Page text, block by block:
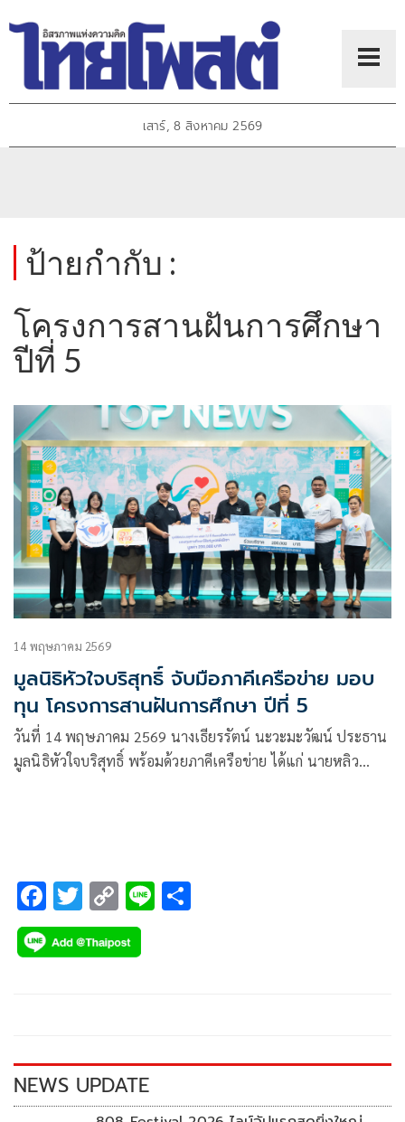
เสาร์, 8 สิงหาคม 2569
ป้ายกำกับ :
โครงการสานฝันการศึกษา
ปีที่ 5
14 พฤษภาคม 2569
มูลนิธิหัวใจบริสุทธิ์ จับมือภาคีเครือข่าย มอบ
ทุน โครงการสานฝันการศึกษา ปีที่ 5
วันที่ 14 พฤษภาคม 2569 นางเธียรรัตน์ นะวะมะวัฒน์ ประธาน
มูลนิธิหัวใจบริสุทธิ์ พร้อมด้วยภาคีเครือข่าย ได้แก่ นายหลิว
F
ac
e
k
T
wi
tt
C
o
p
k
Li
NEWS UPDATE